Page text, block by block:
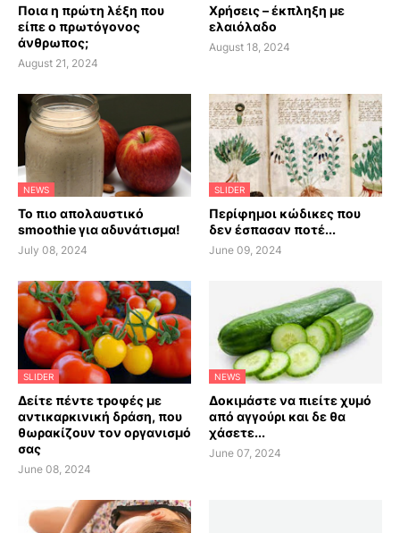
Ποια η πρώτη λέξη που
είπε ο πρωτόγονος
άνθρωπος;
August 21, 2024
Χρήσεις – έκπληξη με
ελαιόλαδο
August 18, 2024
NEWS
Το πιο απολαυστικό
smoothie για αδυνάτισμα!
July 08, 2024
SLIDER
Περίφημοι κώδικες που
δεν έσπασαν ποτέ...
June 09, 2024
SLIDER
Δείτε πέντε τροφές με
αντικαρκινική δράση, που
θωρακίζουν τον οργανισμό
σας
June 08, 2024
NEWS
Δοκιμάστε να πιείτε χυμό
από αγγούρι και δε θα
χάσετε...
June 07, 2024